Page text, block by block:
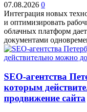
07.08.2026 0
Интеграция новых
и оптимизировать
облачных платформ
документами
SEO-агентства
которым
продвижение сайта